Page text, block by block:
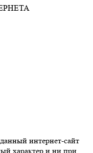
интернет-сайт
характер и ни при